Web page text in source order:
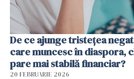
De ce ajunge tristețea
care muncesc în diaspora,
pare mai stabilă financiar?
20 FEBRUARIE 2026